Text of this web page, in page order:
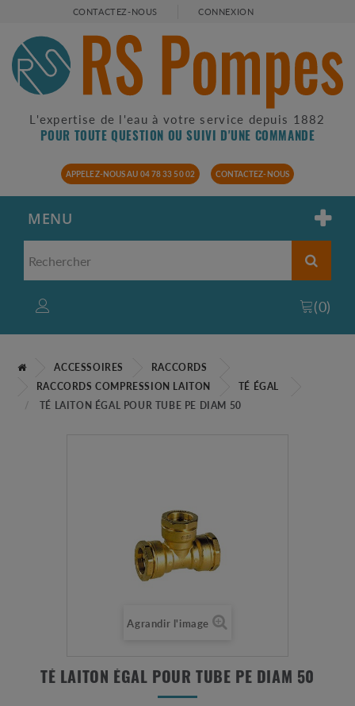
CONTACTEZ-NOUS CONNEXION
L'expertise de l'eau à votre service depuis 1882
POUR TOUTE QUESTION OU SUIVI D'UNE COMMANDE
APPELEZ-NOUS AU 04 78 33 50 02 CONTACTEZ-NOUS
MENU
(0)
ACCESSOIRES
RACCORDS
RACCORDS COMPRESSION LAITON
TÉ ÉGAL
TÉ LAITON ÉGAL POUR TUBE PE DIAM 50
Agrandir l'image
TÉ LAITON ÉGAL POUR TUBE PE DIAM 50